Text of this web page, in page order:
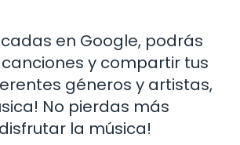
en Google, podrás
y compartir tus
géneros y artistas,
No pierdas más
la música!